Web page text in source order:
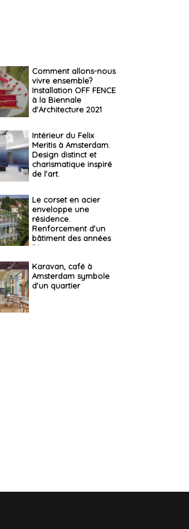
Comment allons-nous
vivre ensemble?
Installation OFF FENCE
à la Biennale
d'Architecture 2021
Intérieur du Felix
Meritis à Amsterdam.
Design distinct et
charismatique inspiré
de l'art.
Le corset en acier
enveloppe une
résidence.
Renforcement d'un
bâtiment des années
30
Karavan, café à
Amsterdam symbole
d'un quartier